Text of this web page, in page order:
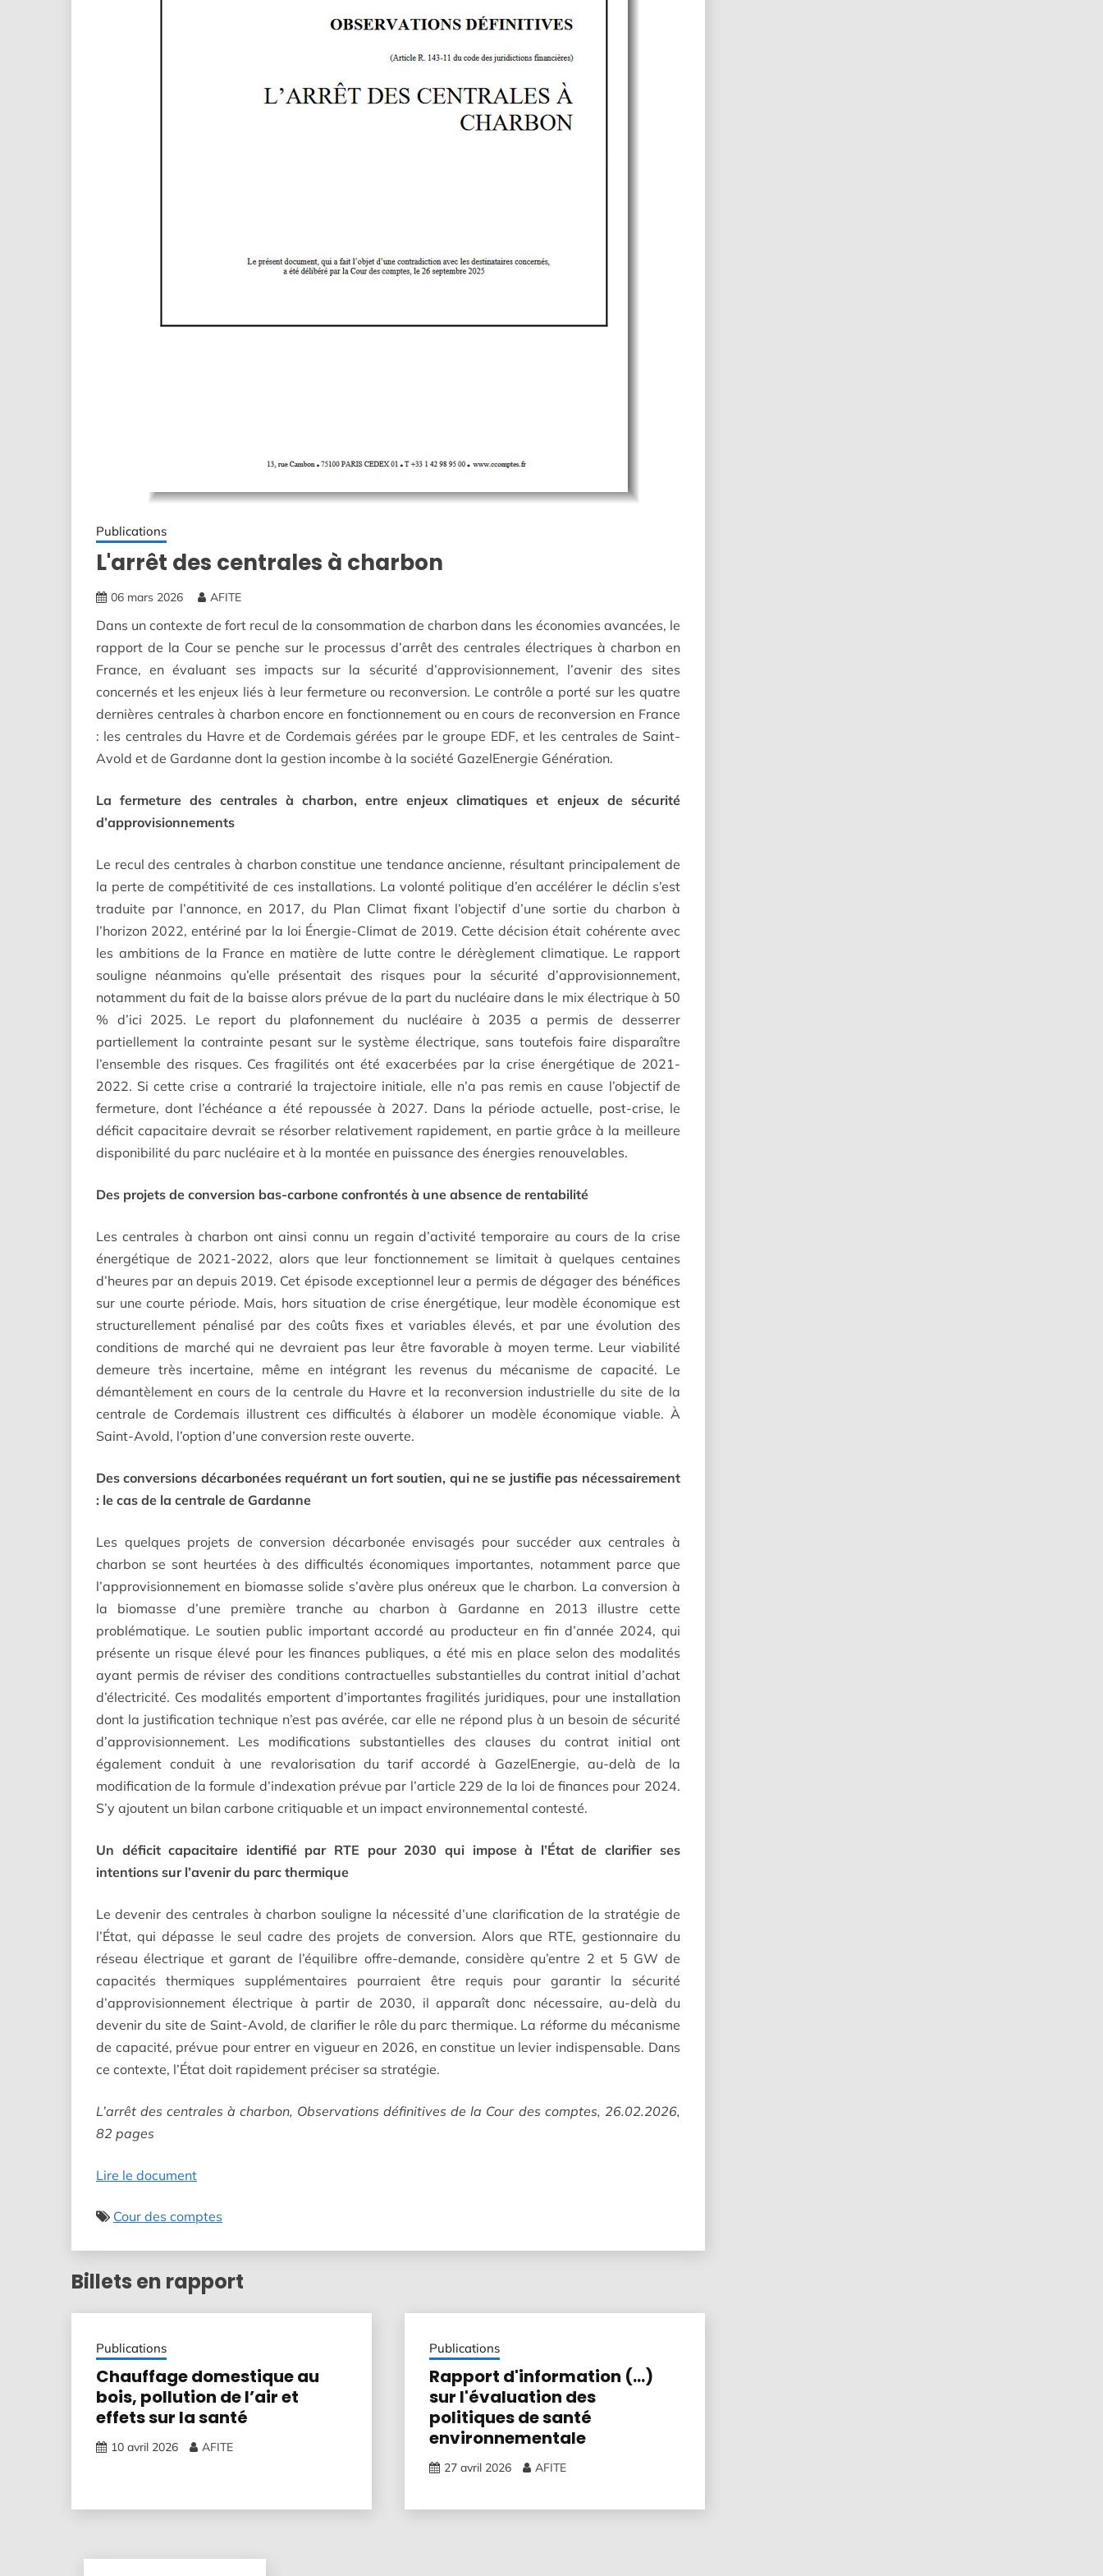
Publications
L'arrêt des centrales à charbon
06 mars 2026 AFITE
Dans un contexte de fort recul de la consommation de charbon dans les économies avancées, le
rapport de la Cour se penche sur le processus d’arrêt des centrales électriques à charbon en
France, en évaluant ses impacts sur la sécurité d’approvisionnement, l’avenir des sites
concernés et les enjeux liés à leur fermeture ou reconversion. Le contrôle a porté sur les quatre
dernières centrales à charbon encore en fonctionnement ou en cours de reconversion en France
: les centrales du Havre et de Cordemais gérées par le groupe EDF, et les centrales de Saint-
Avold et de Gardanne dont la gestion incombe à la société GazelEnergie Génération.
La fermeture des centrales à charbon, entre enjeux climatiques et enjeux de sécurité
d’approvisionnements
Le recul des centrales à charbon constitue une tendance ancienne, résultant principalement de
la perte de compétitivité de ces installations. La volonté politique d’en accélérer le déclin s’est
traduite par l’annonce, en 2017, du Plan Climat fixant l’objectif d’une sortie du charbon à
l’horizon 2022, entériné par la loi Énergie-Climat de 2019. Cette décision était cohérente avec
les ambitions de la France en matière de lutte contre le dérèglement climatique. Le rapport
souligne néanmoins qu’elle présentait des risques pour la sécurité d’approvisionnement,
notamment du fait de la baisse alors prévue de la part du nucléaire dans le mix électrique à 50
% d’ici 2025. Le report du plafonnement du nucléaire à 2035 a permis de desserrer
partiellement la contrainte pesant sur le système électrique, sans toutefois faire disparaître
l’ensemble des risques. Ces fragilités ont été exacerbées par la crise énergétique de 2021-
2022. Si cette crise a contrarié la trajectoire initiale, elle n’a pas remis en cause l’objectif de
fermeture, dont l’échéance a été repoussée à 2027. Dans la période actuelle, post-crise, le
déficit capacitaire devrait se résorber relativement rapidement, en partie grâce à la meilleure
disponibilité du parc nucléaire et à la montée en puissance des énergies renouvelables.
Des projets de conversion bas-carbone confrontés à une absence de rentabilité
Les centrales à charbon ont ainsi connu un regain d’activité temporaire au cours de la crise
énergétique de 2021-2022, alors que leur fonctionnement se limitait à quelques centaines
d’heures par an depuis 2019. Cet épisode exceptionnel leur a permis de dégager des bénéfices
sur une courte période. Mais, hors situation de crise énergétique, leur modèle économique est
structurellement pénalisé par des coûts fixes et variables élevés, et par une évolution des
conditions de marché qui ne devraient pas leur être favorable à moyen terme. Leur viabilité
demeure très incertaine, même en intégrant les revenus du mécanisme de capacité. Le
démantèlement en cours de la centrale du Havre et la reconversion industrielle du site de la
centrale de Cordemais illustrent ces difficultés à élaborer un modèle économique viable. À
Saint-Avold, l’option d’une conversion reste ouverte.
Des conversions décarbonées requérant un fort soutien, qui ne se justifie pas nécessairement
: le cas de la centrale de Gardanne
Les quelques projets de conversion décarbonée envisagés pour succéder aux centrales à
charbon se sont heurtées à des difficultés économiques importantes, notamment parce que
l’approvisionnement en biomasse solide s’avère plus onéreux que le charbon. La conversion à
la biomasse d’une première tranche au charbon à Gardanne en 2013 illustre cette
problématique. Le soutien public important accordé au producteur en fin d’année 2024, qui
présente un risque élevé pour les finances publiques, a été mis en place selon des modalités
ayant permis de réviser des conditions contractuelles substantielles du contrat initial d’achat
d’électricité. Ces modalités emportent d’importantes fragilités juridiques, pour une installation
dont la justification technique n’est pas avérée, car elle ne répond plus à un besoin de sécurité
d’approvisionnement. Les modifications substantielles des clauses du contrat initial ont
également conduit à une revalorisation du tarif accordé à GazelEnergie, au-delà de la
modification de la formule d’indexation prévue par l’article 229 de la loi de finances pour 2024.
S’y ajoutent un bilan carbone critiquable et un impact environnemental contesté.
Un déficit capacitaire identifié par RTE pour 2030 qui impose à l’État de clarifier ses
intentions sur l’avenir du parc thermique
Le devenir des centrales à charbon souligne la nécessité d’une clarification de la stratégie de
l’État, qui dépasse le seul cadre des projets de conversion. Alors que RTE, gestionnaire du
réseau électrique et garant de l’équilibre offre-demande, considère qu’entre 2 et 5 GW de
capacités thermiques supplémentaires pourraient être requis pour garantir la sécurité
d’approvisionnement électrique à partir de 2030, il apparaît donc nécessaire, au-delà du
devenir du site de Saint-Avold, de clarifier le rôle du parc thermique. La réforme du mécanisme
de capacité, prévue pour entrer en vigueur en 2026, en constitue un levier indispensable. Dans
ce contexte, l’État doit rapidement préciser sa stratégie.
L’arrêt des centrales à charbon, Observations définitives de la Cour des comptes, 26.02.2026,
82 pages
Lire le document
Cour des comptes
Billets en rapport
Publications
Chauffage domestique au
bois, pollution de l’air et
effets sur la santé
10 avril 2026 AFITE
Publications
Rapport d'information (...)
sur l'évaluation des
politiques de santé
environnementale
27 avril 2026 AFITE